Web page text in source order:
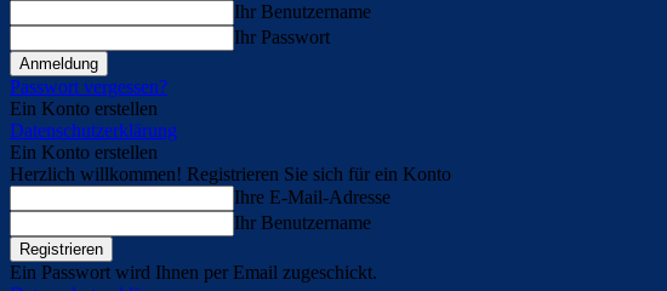
Ihr Benutzername
Ihr Passwort
Passwort vergessen?
Ein Konto erstellen
Datenschutzerklärung
Ein Konto erstellen
Herzlich willkommen! Registrieren Sie sich für ein Konto
Ihre E-Mail-Adresse
Ihr Benutzername
Ein Passwort wird Ihnen per Email zugeschickt.